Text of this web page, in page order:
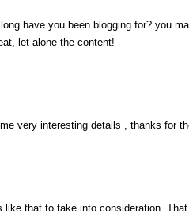
have you been blogging for? you
let alone the content!
very interesting details , thanks for
like that to take into consideration.